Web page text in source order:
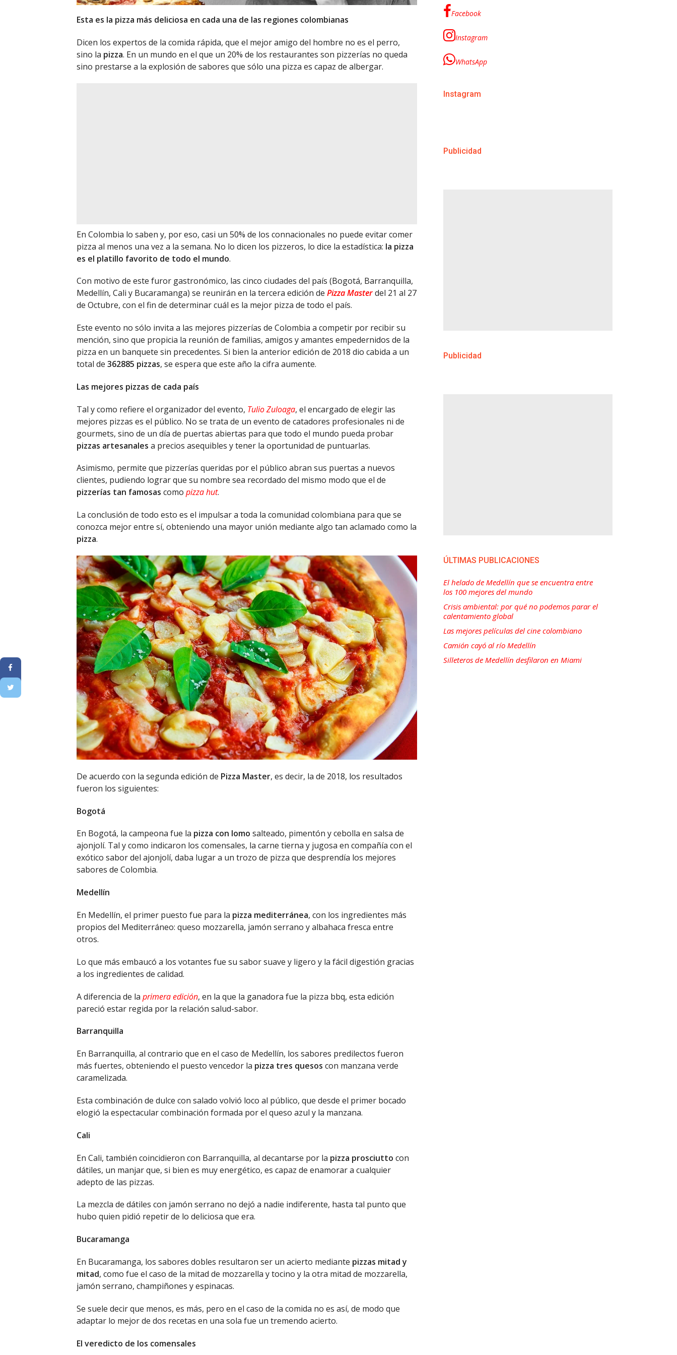
Esta es la pizza más deliciosa en cada una de las regiones colombianas
Dicen los expertos de la comida rápida, que el mejor amigo del hombre no es el perro,
sino la pizza. En un mundo en el que un 20% de los restaurantes son pizzerías no queda
sino prestarse a la explosión de sabores que sólo una pizza es capaz de albergar.
En Colombia lo saben y, por eso, casi un 50% de los connacionales no puede evitar comer
pizza al menos una vez a la semana. No lo dicen los pizzeros, lo dice la estadística: la pizza
es el platillo favorito de todo el mundo.
Con motivo de este furor gastronómico, las cinco ciudades del país (Bogotá, Barranquilla,
Medellín, Cali y Bucaramanga) se reunirán en la tercera edición de Pizza Masterdel 21 al 27
de Octubre, con el fin de determinar cuál es la mejor pizza de todo el país.
Este evento no sólo invita a las mejores pizzerías de Colombia a competir por recibir su
mención, sino que propicia la reunión de familias, amigos y amantes empedernidos de la
pizza en un banquete sin precedentes. Si bien la anterior edición de 2018 dio cabida a un
total de 362885 pizzas, se espera que este año la cifra aumente.
Las mejores pizzas de cada país
Tal y como refiere el organizador del evento, Tulio Zuloaga, el encargado de elegir las
mejores pizzas es el público. No se trata de un evento de catadores profesionales ni de
gourmets, sino de un día de puertas abiertas para que todo el mundo pueda probar
pizzas artesanales a precios asequibles y tener la oportunidad de puntuarlas.
Asimismo, permite que pizzerías queridas por el público abran sus puertas a nuevos
clientes, pudiendo lograr que su nombre sea recordado del mismo modo que el de
pizzerías tan famosas como pizza hut.
La conclusión de todo esto es el impulsar a toda la comunidad colombiana para que se
conozca mejor entre sí, obteniendo una mayor unión mediante algo tan aclamado como la
pizza.
De acuerdo con la segunda edición de Pizza Master, es decir, la de 2018, los resultados
fueron los siguientes:
Bogotá
En Bogotá, la campeona fue la pizza con lomo salteado, pimentón y cebolla en salsa de
ajonjolí. Tal y como indicaron los comensales, la carne tierna y jugosa en compañía con el
exótico sabor del ajonjolí, daba lugar a un trozo de pizza que desprendía los mejores
sabores de Colombia.
Medellín
En Medellín, el primer puesto fue para la pizza mediterránea, con los ingredientes más
propios del Mediterráneo: queso mozzarella, jamón serrano y albahaca fresca entre
otros.
Lo que más embaucó a los votantes fue su sabor suave y ligero y la fácil digestión gracias
a los ingredientes de calidad.
A diferencia de la primera edición, en la que la ganadora fue la pizza bbq, esta edición
pareció estar regida por la relación salud-sabor.
Barranquilla
En Barranquilla, al contrario que en el caso de Medellín, los sabores predilectos fueron
más fuertes, obteniendo el puesto vencedor la pizza tres quesos con manzana verde
caramelizada.
Esta combinación de dulce con salado volvió loco al público, que desde el primer bocado
elogió la espectacular combinación formada por el queso azul y la manzana.
Cali
En Cali, también coincidieron con Barranquilla, al decantarse por la pizza prosciutto con
dátiles, un manjar que, si bien es muy energético, es capaz de enamorar a cualquier
adepto de las pizzas.
La mezcla de dátiles con jamón serrano no dejó a nadie indiferente, hasta tal punto que
hubo quien pidió repetir de lo deliciosa que era.
Bucaramanga
En Bucaramanga, los sabores dobles resultaron ser un acierto mediante pizzas mitad y
mitad, como fue el caso de la mitad de mozzarella y tocino y la otra mitad de mozzarella,
jamón serrano, champiñones y espinacas.
Se suele decir que menos, es más, pero en el caso de la comida no es así, de modo que
adaptar lo mejor de dos recetas en una sola fue un tremendo acierto.
El veredicto de los comensales
Facebook
Instagram
WhatsApp
Instagram
Publicidad
Publicidad
ÚLTIMAS PUBLICACIONES
El helado de Medellín que se encuentra entre
los 100 mejores del mundo
Crisis ambiental: por qué no podemos parar el
calentamiento global
Las mejores películas del cine colombiano
Camión cayó al río Medellín
Silleteros de Medellín desfilaron en Miami